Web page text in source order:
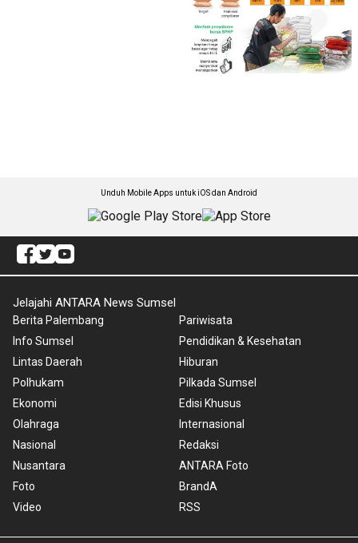
Unduh Mobile Apps untuk iOS dan Android
Jelajahi ANTARA News Sumsel
Berita Palembang
Info Sumsel
Lintas Daerah
Polhukam
Ekonomi
Olahraga
Nasional
Nusantara
Foto
Video
Pariwisata
Pendidikan & Kesehatan
Hiburan
Pilkada Sumsel
Edisi Khusus
Internasional
Redaksi
ANTARA Foto
BrandA
RSS